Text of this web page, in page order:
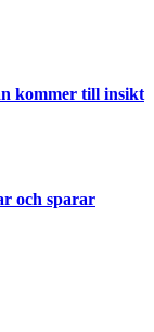
kommer till insikt
och sparar